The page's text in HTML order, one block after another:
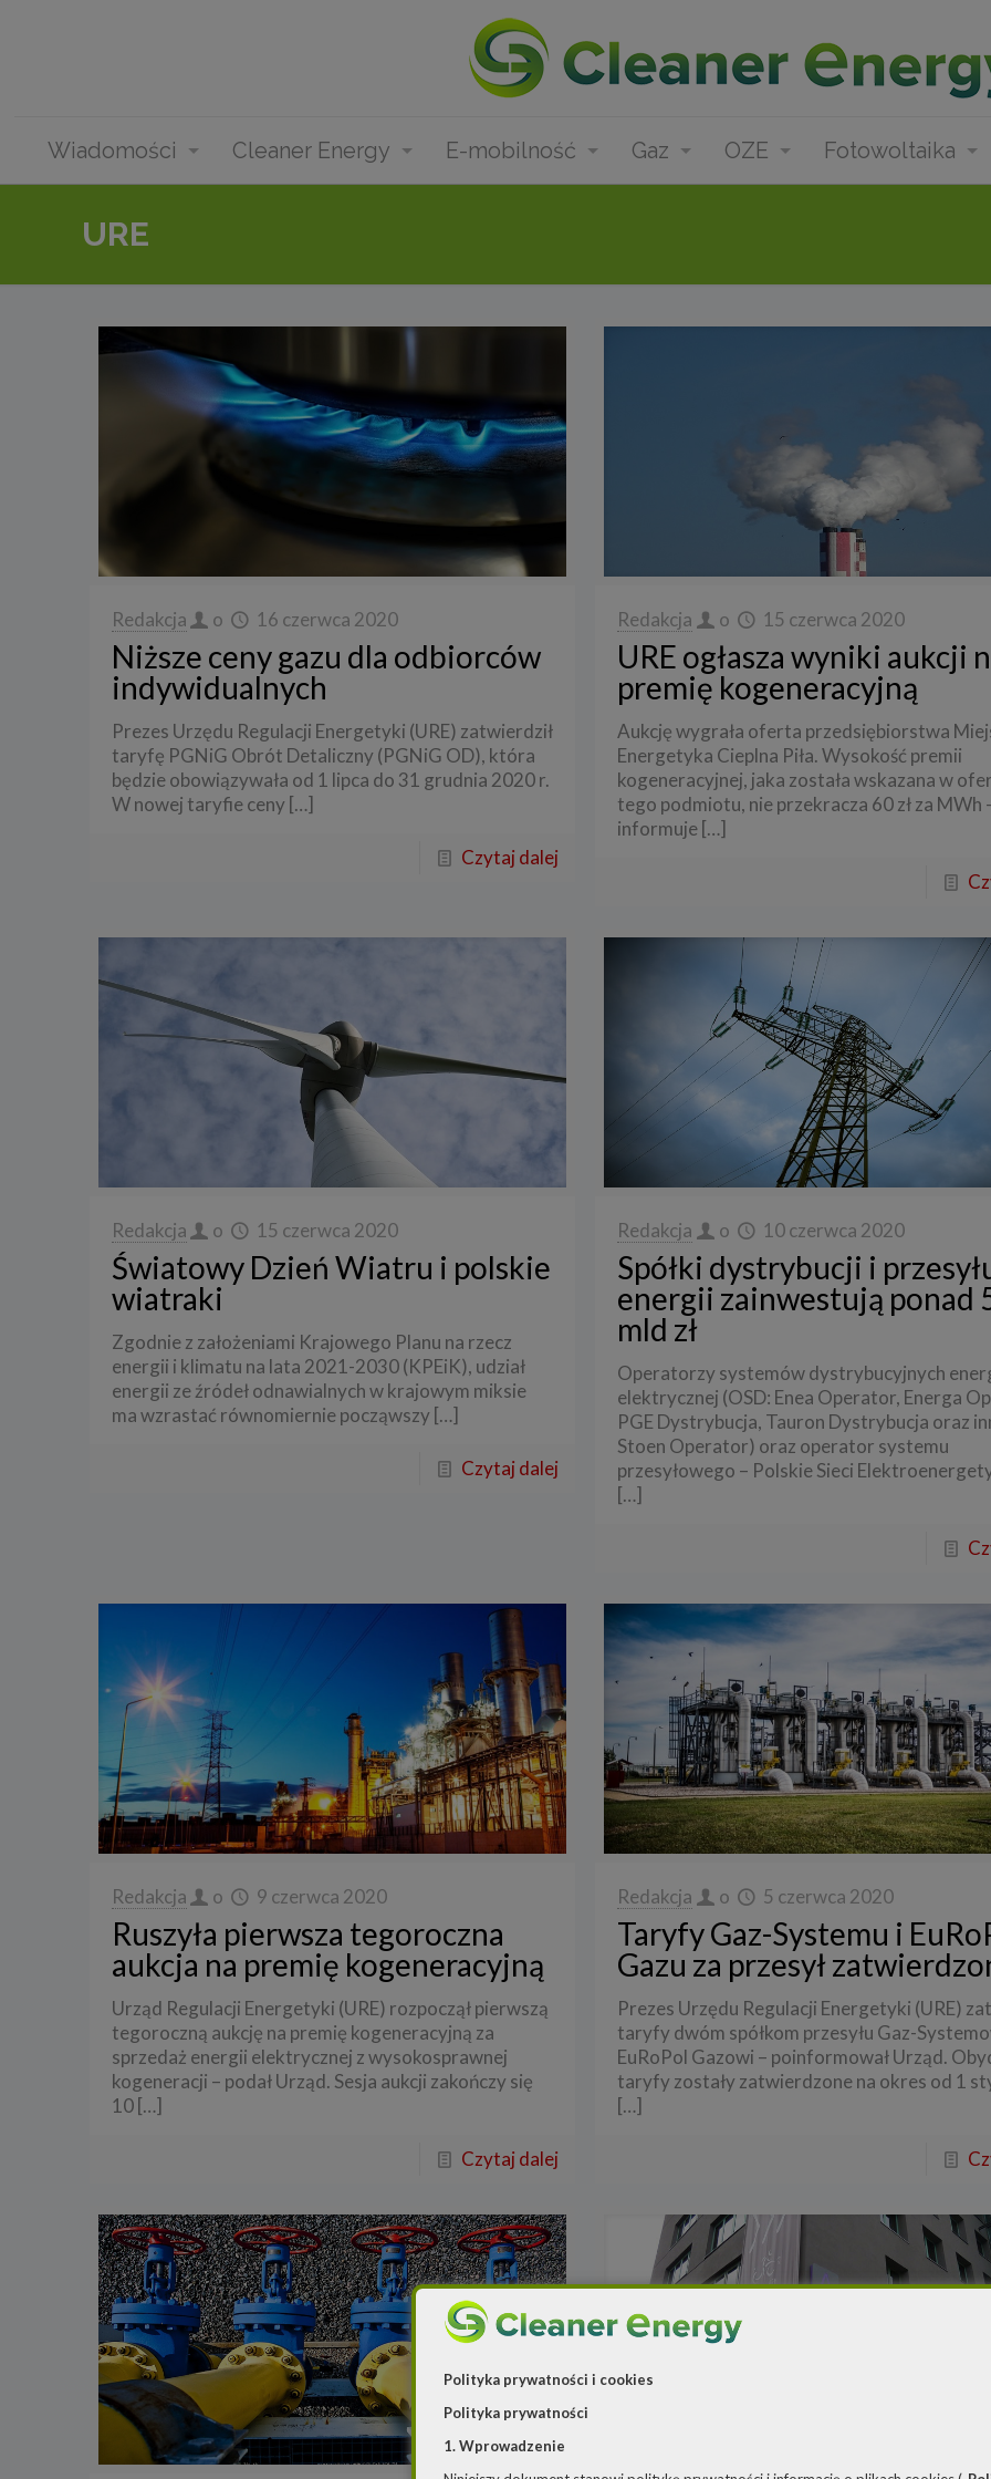
Wiadomości Cleaner Energy E-mobilność Gaz OZE Fotowoltaika
URE
Redakcja o 16 czerwca 2020
Niższe ceny gazu dla odbiorców
indywidualnych
Prezes Urzędu Regulacji Energetyki (URE) zatwierdził
taryfę PGNiG Obrót Detaliczny (PGNiG OD), która
będzie obowiązywała od 1 lipca do 31 grudnia 2020 r.
W nowej taryfie ceny […]
Czytaj dalej
Redakcja o 15 czerwca 2020
URE ogłasza wyniki aukcji
premię kogeneracyjną
Aukcję wygrała oferta przedsiębiorstwa
Energetyka Cieplna Piła. Wysokość premii
kogeneracyjnej, jaka została wskazana w
tego podmiotu, nie przekracza 60 zł za MWh
informuje […]
Redakcja o 15 czerwca 2020
Światowy Dzień Wiatru i polskie
wiatraki
Zgodnie z założeniami Krajowego Planu na rzecz
energii i klimatu na lata 2021-2030 (KPEiK), udział
energii ze źródeł odnawialnych w krajowym miksie
ma wzrastać równomiernie począwszy […]
Czytaj dalej
Redakcja o 10 czerwca 2020
Spółki dystrybucji i
energii zainwestują ponad
mld zł
Operatorzy systemów dystrybucyjnych
elektrycznej (OSD: Enea Operator, Energa
PGE Dystrybucja, Tauron Dystrybucja oraz
Stoen Operator) oraz operator systemu
przesyłowego – Polskie Sieci
[…]
Redakcja o 9 czerwca 2020
Ruszyła pierwsza tegoroczna
aukcja na premię kogeneracyjną
Urząd Regulacji Energetyki (URE) rozpoczął pierwszą
tegoroczną aukcję na premię kogeneracyjną za
sprzedaż energii elektrycznej z wysokosprawnej
kogeneracji – podał Urząd. Sesja aukcji zakończy się
10[…]
Czytaj dalej
Redakcja o 5 czerwca 2020
Taryfy Gaz-Systemu i
Gazu za przesył
Prezes Urzędu Regulacji Energetyki (URE)
taryfy dwóm spółkom przesyłu Gaz-
EuRoPol Gazowi – poinformował Urząd.
taryfy zostały zatwierdzone na okres od 1
[…]
Polityka prywatności i cookies
Polityka prywatności
1. Wprowadzenie